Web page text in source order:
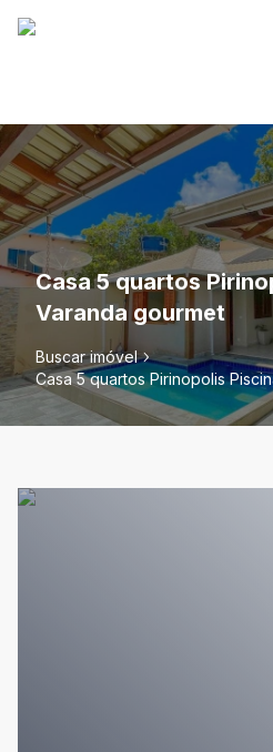
Casa 5 quartos
Varanda gourmet
Buscar imóvel
Casa 5 quartos Pirinopolis